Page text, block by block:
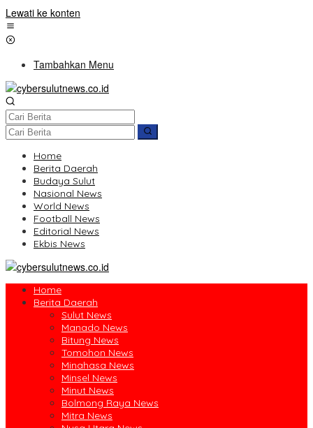
Lewati ke konten
Tambahkan Menu
Home
Berita Daerah
Budaya Sulut
Nasional News
World News
Football News
Editorial News
Ekbis News
Home
Berita Daerah
Sulut News
Manado News
Bitung News
Tomohon News
Minahasa News
Minsel News
Minut News
Bolmong Raya News
Mitra News